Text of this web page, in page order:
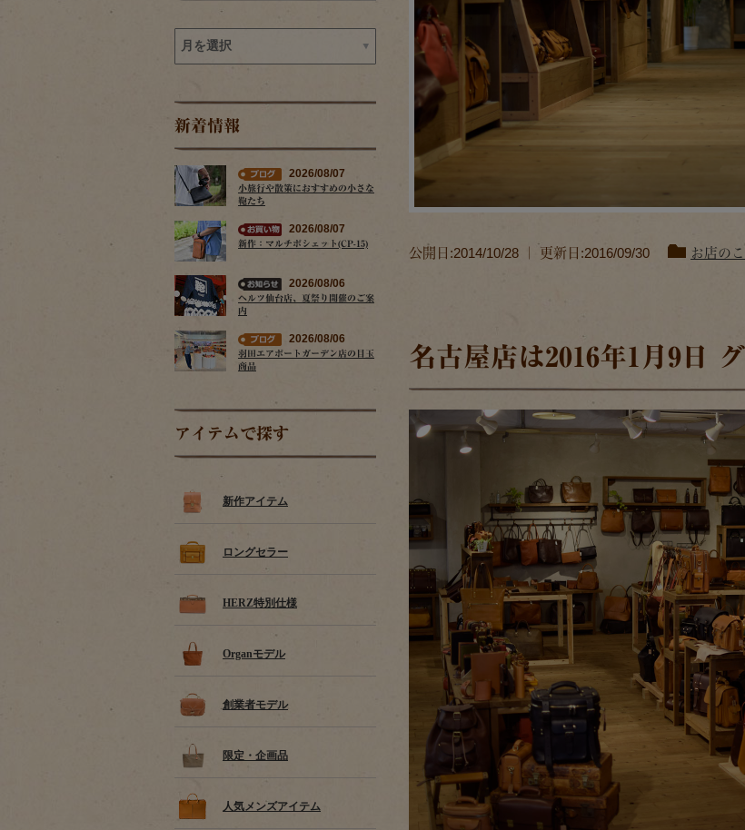
新着情報
2026/08/07
小旅行や散策におすすめの小さな
鞄たち
2026/08/07
新作：マルチポシェット(CP-15)
2026/08/06
ヘルツ仙台店、夏祭り開催のご案
内
2026/08/06
羽田エアポートガーデン店の目玉
商品
アイテムで探す
新作アイテム
ロングセラー
HERZ特別仕様
Organモデル
創業者モデル
限定・企画品
人気メンズアイテム
公開日:2014/10/28 ｜ 更新日:2016/09/30 お店のこ
名古屋店は2016年1月9日